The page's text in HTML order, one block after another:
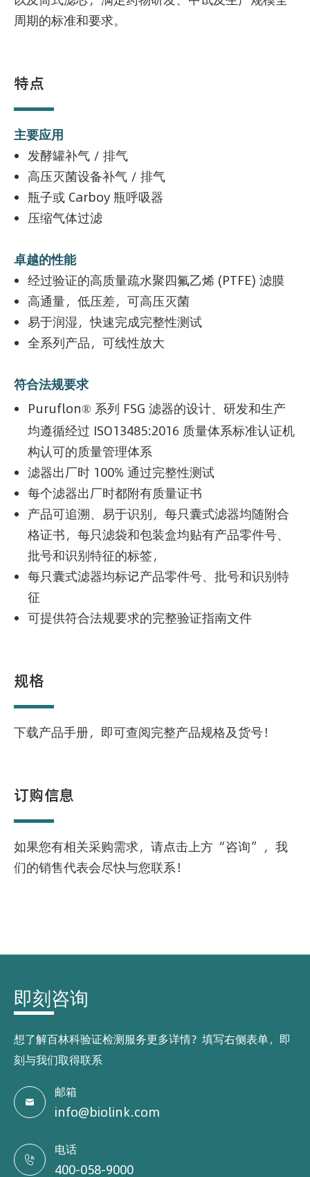
周期的标准和要求。
特点
主要应用
发酵罐补气 / 排气
高压灭菌设备补气 / 排气
瓶子或 Carboy 瓶呼吸器
压缩气体过滤
卓越的性能
经过验证的高质量疏水聚四氟乙烯 (PTFE) 滤膜
高通量，低压差，可高压灭菌
易于润湿，快速完成完整性测试
全系列产品，可线性放大
符合法规要求
Puruflon® 系列 FSG 滤器的设计、研发和生产
均遵循经过 ISO13485:2016 质量体系标准认证机
构认可的质量管理体系
滤器出厂时 100% 通过完整性测试
每个滤器出厂时都附有质量证书
产品可追溯、易于识别，每只囊式滤器均随附合
格证书，每只滤袋和包装盒均贴有产品零件号、
批号和识别特征的标签，
每只囊式滤器均标记产品零件号、批号和识别特
征
可提供符合法规要求的完整验证指南文件
规格
下载产品手册，即可查阅完整产品规格及货号！
订购信息
如果您有相关采购需求，请点击上方“咨询”，我
们的销售代表会尽快与您联系！
即刻咨询
想了解百林科验证检测服务更多详情？填写右侧表单，即
刻与我们取得联系

邮箱
info@biolink.com

电话
400-058-9000